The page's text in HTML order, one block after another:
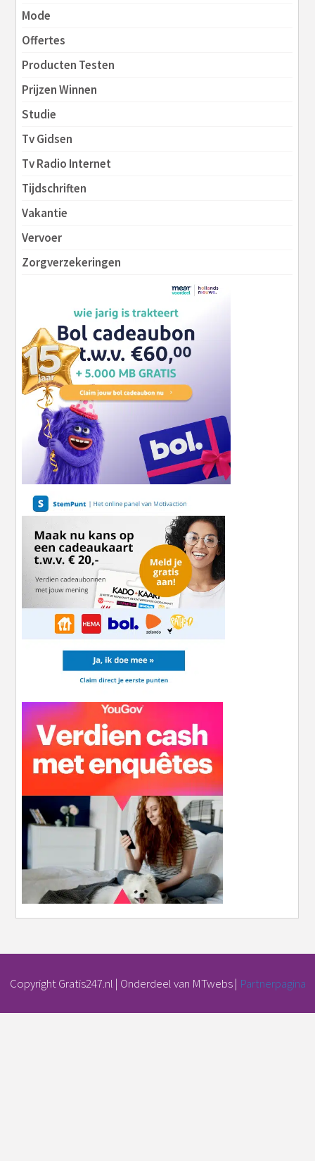
Mode
Offertes
Producten Testen
Prijzen Winnen
Studie
Tv Gidsen
Tv Radio Internet
Tijdschriften
Vakantie
Vervoer
Zorgverzekeringen
Copyright Gratis247.nl | Onderdeel van MTwebs | Partnerpagina